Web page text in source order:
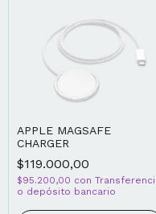
APPLE MAGSAFE
CHARGER
$119.000,00
$95.200,00 con
o depósito bancario